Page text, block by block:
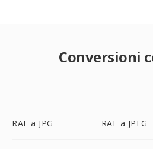
Conversioni
RAF a JPG RAF a JPEG